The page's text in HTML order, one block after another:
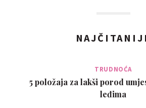
TRUDNOĆA
5 položaja za lakši porod
leđima